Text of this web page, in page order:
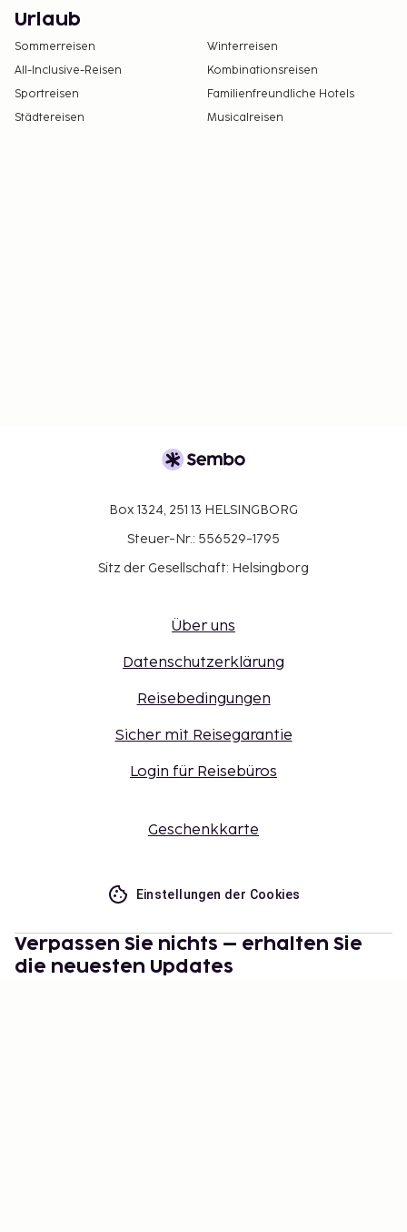
Urlaub
Sommerreisen
Winterreisen
All-Inclusive-Reisen
Kombinationsreisen
Sportreisen
Familienfreundliche Hotels
Städtereisen
Musicalreisen
Box 1324, 251 13 HELSINGBORG
Steuer-Nr.: 556529-1795
Sitz der Gesellschaft: Helsingborg
Über uns
Datenschutzerklärung
Reisebedingungen
Sicher mit Reisegarantie
Login für Reisebüros
Geschenkkarte
Einstellungen der Cookies
Verpassen Sie nichts – erhalten Sie
die neuesten Updates